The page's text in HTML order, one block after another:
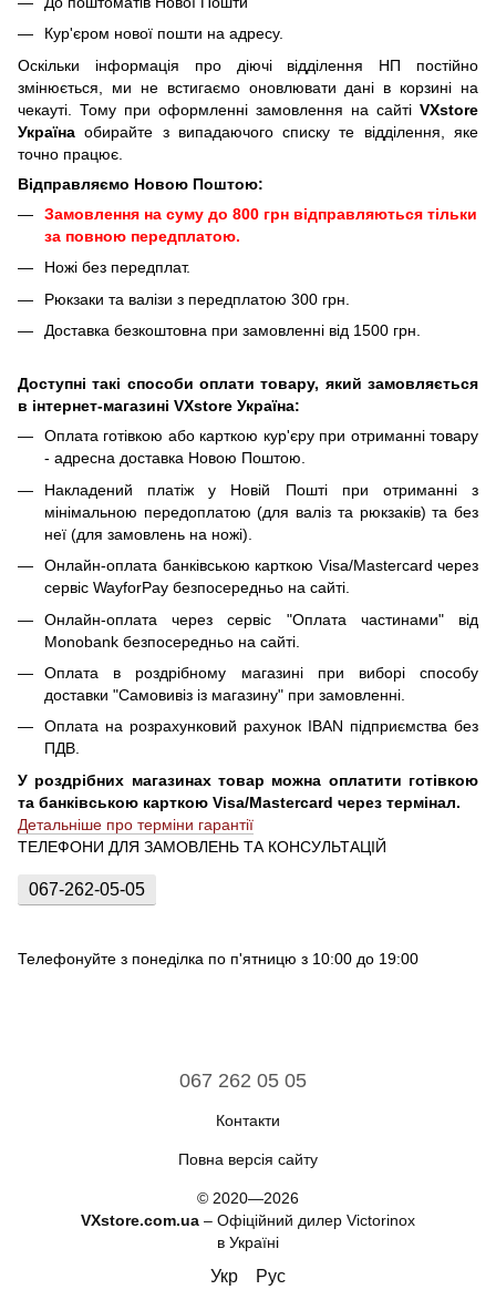
Кур'єром нової пошти на адресу.
Оскільки інформація про діючі відділення НП постійно
змінюється, ми не встигаємо оновлювати дані в корзині на
чекауті. Тому при оформленні замовлення на сайті VXstore
Україна обирайте з випадаючого списку те відділення, яке
точно працює.
Відправляємо Новою Поштою:
Замовлення на суму до 800 грн відправляються тільки
за повною передплатою.
Ножі без передплат.
Рюкзаки та валізи з передплатою 300 грн.
Доставка безкоштовна при замовленні від 1500 грн.
Доступні такі способи оплати товару, який замовляється
в інтернет-магазині VXstore Україна:
Оплата готівкою або карткою кур'єру при отриманні товару
- адресна доставка Новою Поштою.
Накладений платіж у Новій Пошті при отриманні з
мінімальною передоплатою (для валіз та рюкзаків) та без
неї (для замовлень на ножі).
Онлайн-оплата банківською карткою Visa/Mastercard через
сервіс WayforPay безпосередньо на сайті.
Онлайн-оплата через сервіс "Оплата частинами" від
Monobank безпосередньо на сайті.
Оплата в роздрібному магазині при виборі способу
доставки "Самовивіз із магазину" при замовленні.
Оплата на розрахунковий рахунок IBAN підприємства без
ПДВ.
У роздрібних магазинах товар можна оплатити готівкою
та банківською карткою Visa/Mastercard через термінал.
Детальніше про терміни гарантії
ТЕЛЕФОНИ ДЛЯ ЗАМОВЛЕНЬ ТА КОНСУЛЬТАЦІЙ
067-262-05-05
Телефонуйте з понеділка по п'ятницю з 10:00 до 19:00
067 262 05 05
Контакти
Повна версія сайту
© 2020—2026
VXstore.com.ua – Офіційний дилер Victorinox
в Україні
Укр Рус